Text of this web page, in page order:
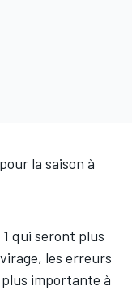
la saison à
qui seront plus
les erreurs
importante à